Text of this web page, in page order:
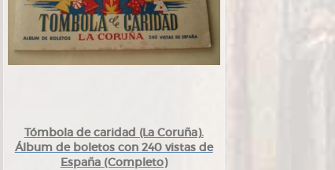
Tómbola de caridad (La Coruña).
Álbum de boletos con 240 vistas de
España (Completo)